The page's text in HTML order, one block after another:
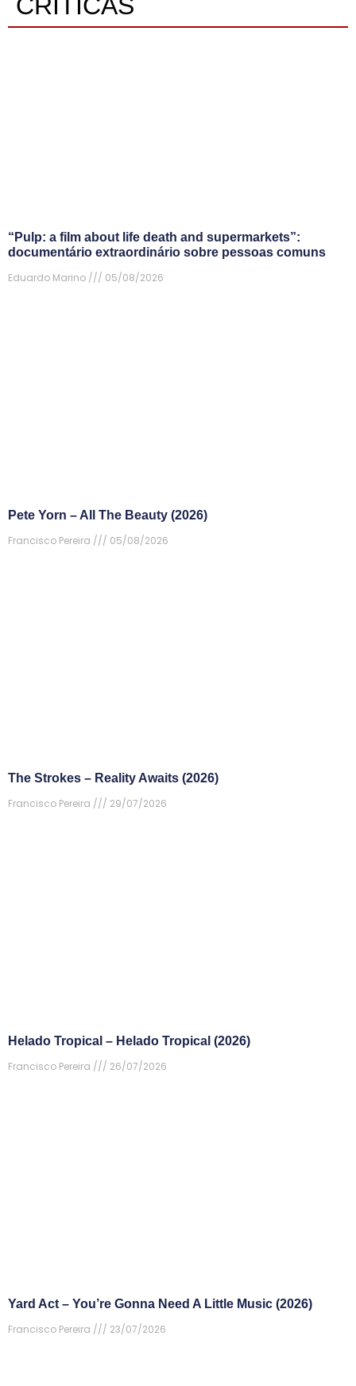
“Pulp: a film about life death and supermarkets”:
documentário extraordinário sobre pessoas comuns
Eduardo Marino
05/08/2026
Pete Yorn – All The Beauty (2026)
Francisco Pereira
05/08/2026
The Strokes – Reality Awaits (2026)
Francisco Pereira
29/07/2026
Helado Tropical – Helado Tropical (2026)
Francisco Pereira
26/07/2026
Yard Act – You’re Gonna Need A Little Music (2026)
Francisco Pereira
23/07/2026